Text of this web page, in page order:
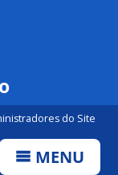
do Site
MENU